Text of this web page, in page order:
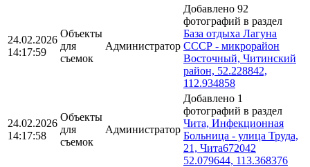
24.02.2026
14:17:59
Объекты
для
съемок
Администратор
Добавлено 92
фотографий в раздел
База отдыха Лагуна
СССР - микрорайон
Восточный, Читинский
район, 52.228842,
112.934858
24.02.2026
14:17:58
Объекты
для
съемок
Администратор
Добавлено 1
фотографий в раздел
Чита, Инфекционная
Больница - улица Труда,
21, Чита672042
52.079644, 113.368376